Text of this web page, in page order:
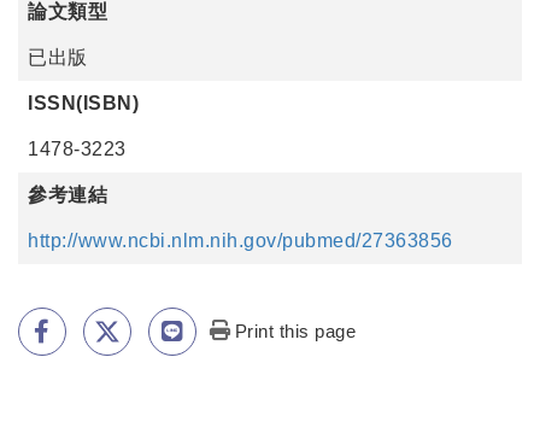
論文類型
已出版
ISSN(ISBN)
1478-3223
參考連結
http://www.ncbi.nlm.nih.gov/pubmed/27363856
Print this page